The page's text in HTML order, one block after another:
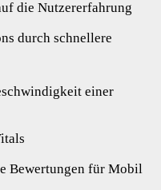
die Nutzererfahrung
durch schnellere
einer
Bewertungen für Mobil